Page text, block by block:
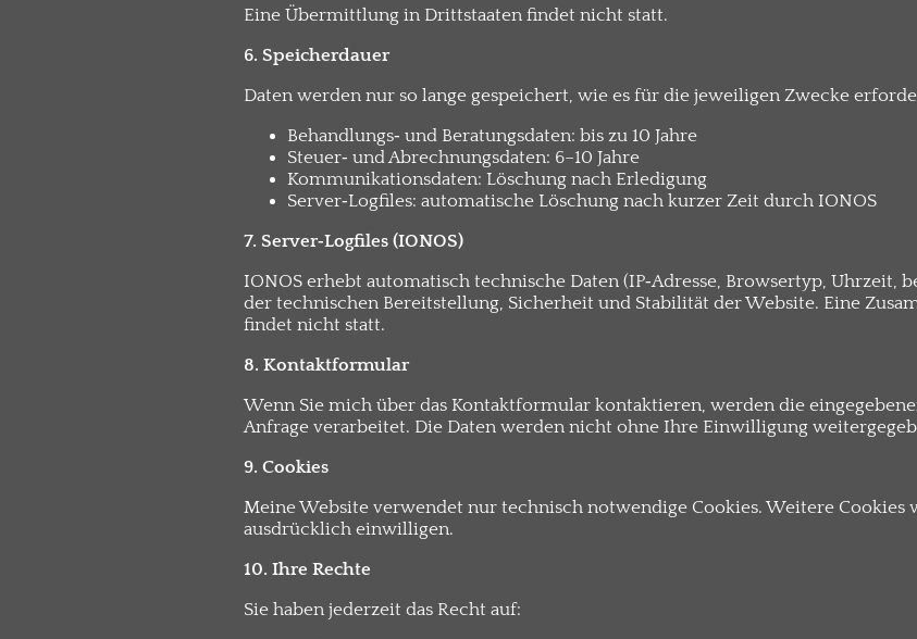
Eine Übermittlung in Drittstaaten findet nicht statt.
6. Speicherdauer
Daten werden nur so lange gespeichert, wie es für die jeweiligen Zwecke
Behandlungs‑ und Beratungsdaten: bis zu 10 Jahre
Steuer‑ und Abrechnungsdaten: 6–10 Jahre
Kommunikationsdaten: Löschung nach Erledigung
Server‑Logfiles: automatische Löschung nach kurzer Zeit durch IONOS
7. Server‑Logfiles (IONOS)
IONOS erhebt automatisch technische Daten (IP‑Adresse, Browsertyp, Uhrzeit,
der technischen Bereitstellung, Sicherheit und Stabilität der Website. Eine
findet nicht statt.
8. Kontaktformular
Wenn Sie mich über das Kontaktformular kontaktieren, werden die
Anfrage verarbeitet. Die Daten werden nicht ohne Ihre Einwilligung
9. Cookies
Meine Website verwendet nur technisch notwendige Cookies. Weitere Cookies
ausdrücklich einwilligen.
10. Ihre Rechte
Sie haben jederzeit das Recht auf: